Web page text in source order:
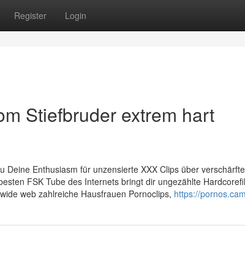
Register Login
Stiefbruder extrem hart
Enthusiasm für unzensierte XXX Clips über verschärfte
FSK Tube des Internets bringt dir ungezählte
web zahlreiche Hausfrauen Pornoclips, https://